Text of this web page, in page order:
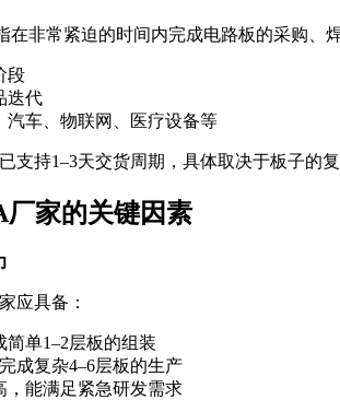
在非常紧迫的时间内完成电路板的采购、
段
迭代
汽车、物联网、医疗设备等
支持1–3天交货周期，具体取决于板子的复
厂家的关键因素
应具备：
简单1–2层板的组装
成复杂4–6层板的生产
，能满足紧急研发需求